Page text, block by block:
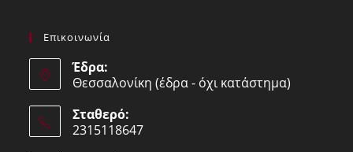
Επικοινωνία
Έδρα:
Θεσσαλονίκη (έδρα - όχι κατάστημα)
Σταθερό:
2315118647